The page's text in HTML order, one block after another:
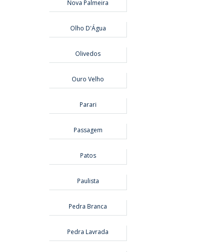
Nova Palmeira
Olho D'Água
Olivedos
Ouro Velho
Parari
Passagem
Patos
Paulista
Pedra Branca
Pedra Lavrada